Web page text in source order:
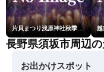
片貝まつり浅原神社秋季例大祭奉納大煙火
長野県須坂市周辺
お出かけスポット